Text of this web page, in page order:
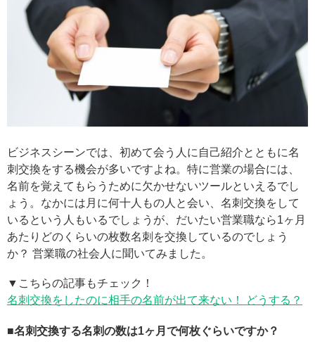
ビジネスシーンでは、初めて会う人に自己紹介とともに名
刺交換をする機会が多いですよね。特に営業の場合には、
名前を覚えてもらうために欠かせないツールといえるでし
ょう。なかには月に何十人もの人と会い、名刺交換をして
いるという人もいるでしょうが、だいたい営業職なら1ヶ月
あたりどのくらいの枚数名刺を交換しているのでしょう
か？ 営業職の社会人に聞いてみました。
▼こちらの記事もチェック！
名刺交換をしたのに相手の名前が出て来ない！ どうする？
■名刺交換する名刺の数は1ヶ月で何枚ぐらいですか？